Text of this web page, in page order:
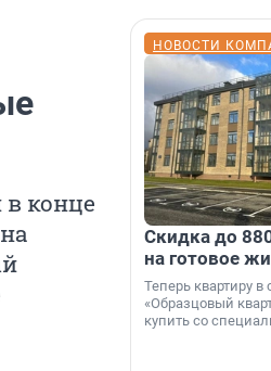
конце
НОВОСТИ
Скидка до
на готовое
Теперь квартиру
«Образцовый
купить со